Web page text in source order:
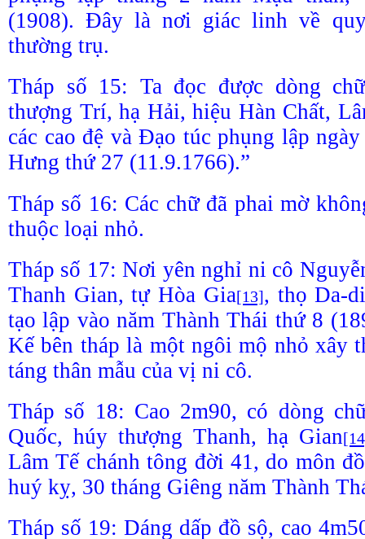
(1908). Đây là nơi giác linh về
thường trụ.
Tháp số 15: Ta đọc được dòng
thượng Trí, hạ Hải, hiệu Hàn Chất,
các cao đệ và Đạo túc phụng lập
Hưng thứ 27 (11.9.1766).”
Tháp số 16: Các chữ đã phai mờ
thuộc loại nhỏ.
Tháp số 17: Nơi yên nghỉ ni cô
Thanh Gian, tự Hòa Gia[13], thọ Da-
tạo lập vào năm Thành Thái thứ 8
Kế bên tháp là một ngôi mộ nhỏ xây
táng thân mẫu của vị ni cô.
Tháp số 18: Cao 2m90, có dòng
Quốc, húy thượng Thanh, hạ Gian
Lâm Tế chánh tông đời 41, do môn
huý kỵ, 30 tháng Giêng năm Thành
Tháp số 19: Dáng dấp đồ sộ, cao